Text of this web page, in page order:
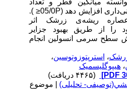
جزایر به طور معنی‌داری افزایش دهد (05/0P≤ ).
ریشه‌ی زرشک اثر
را از طریق بهبود جزایر
سطح سرمی انسولین انجام
،استرپتوزوتوسین،
هیپوگلیسمیک
تحلیلی) | موضوع